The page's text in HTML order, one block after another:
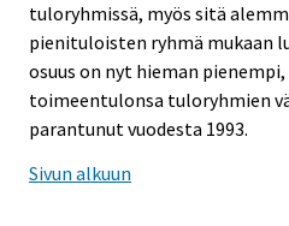
tuloryhmissä, myös sitä
pienituloisten ryhmä mukaan
osuus on nyt hieman pienempi,
toimeentulonsa tuloryhmien
parantunut vuodesta 1993.
Sivun alkuun